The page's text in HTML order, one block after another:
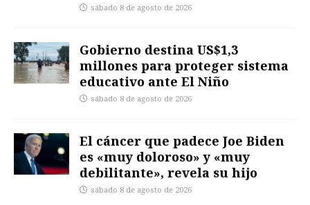
sábado 8 de agosto de 2026
Gobierno destina US$1,3
millones para proteger sistema
educativo ante El Niño
sábado 8 de agosto de 2026
El cáncer que padece Joe Biden
es «muy doloroso» y «muy
debilitante», revela su hijo
sábado 8 de agosto de 2026